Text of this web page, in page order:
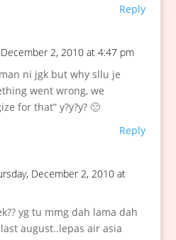
Reply
2, 2010 at 4:47 pm
ni jgk but why sllu je
went wrong, we
for that” y?y?y? 🙁
Reply
December 2, 2010 at
yg tu mmg dah lama dah
august..lepas air asia